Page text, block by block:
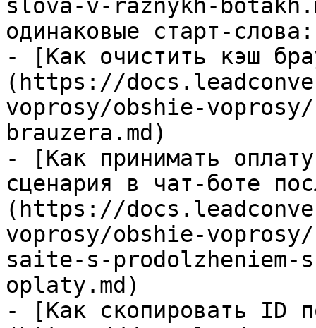
slova-v-raznykh-
одинаковые старт-
- [Как очистить кэш
(https://
voprosy/obshie-
brauzera.md)
- [Как принимать
сценария в чат-боте
(https://
voprosy/obshie-
saite-s-
oplaty.md)
- [Как скопировать ID